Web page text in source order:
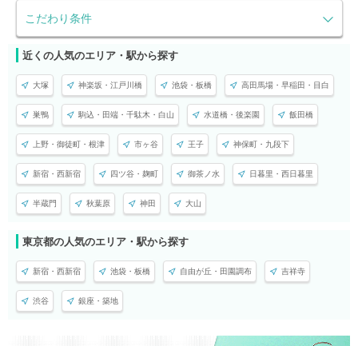
こだわり条件
近くの人気のエリア・駅から探す
大塚 神楽坂・江戸川橋 池袋・板橋 高田馬場・早稲田・目白
巣鴨 駒込・田端・千駄木・白山 水道橋・後楽園 飯田橋
上野・御徒町・根津 市ヶ谷 王子 神保町・九段下
新宿・西新宿 四ツ谷・麹町 御茶ノ水 日暮里・西日暮里
半蔵門 秋葉原 神田 大山
東京都の人気のエリア・駅から探す
新宿・西新宿 池袋・板橋 自由が丘・田園調布 吉祥寺
渋谷 銀座・築地